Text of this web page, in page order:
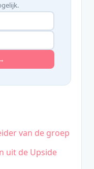
van de groep
uit de Upside